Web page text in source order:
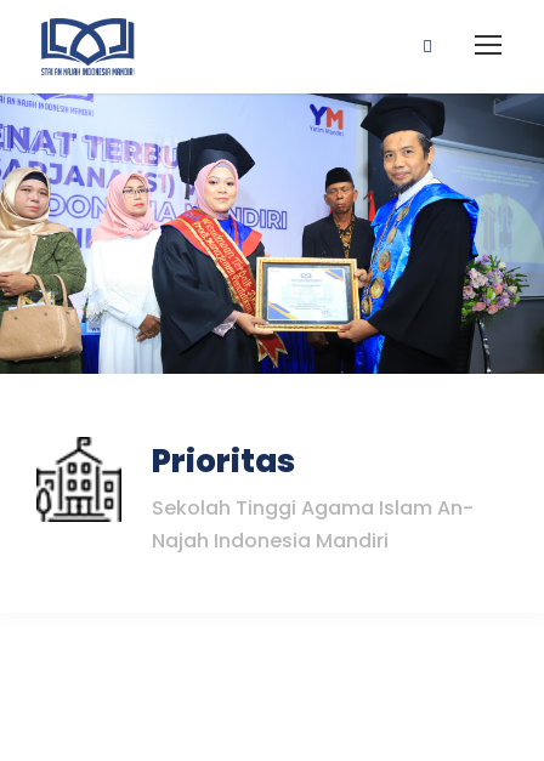
Prioritas
Sekolah Tinggi Agama Islam An-
Najah Indonesia Mandiri